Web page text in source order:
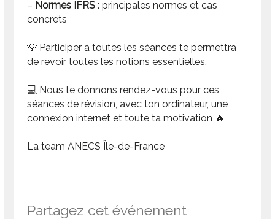
– Normes IFRS : principales normes et cas
concrets
💡 Participer à toutes les séances te permettra
de revoir toutes les notions essentielles.
💻 Nous te donnons rendez-vous pour ces
séances de révision, avec ton ordinateur, une
connexion internet et toute ta motivation 🔥
La team ANECS Île-de-France
Partagez cet événement